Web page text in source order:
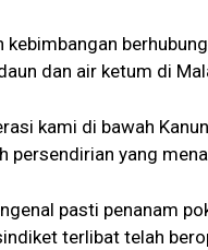
kebimbangan
dan air ketum di
kami di bawah
persendirian yang
pasti penanam
terlibat telah